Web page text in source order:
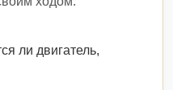
ли двигатель,